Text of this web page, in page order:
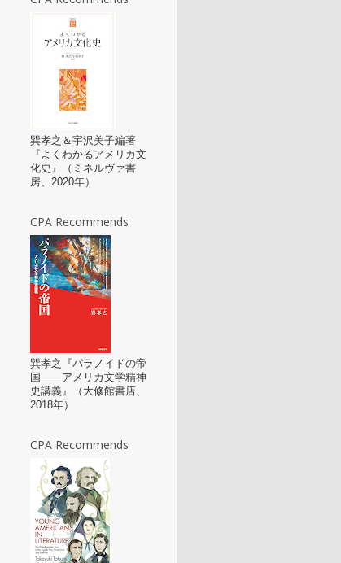
巽孝之＆宇沢美子編著
『よくわかるアメリカ文
化史』（ミネルヴァ書
房、2020年）
CPA Recommends
巽孝之『パラノイドの帝
国――アメリカ文学精神
史講義』（大修館書店、
2018年）
CPA Recommends